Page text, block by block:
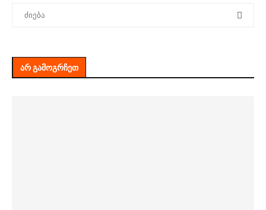
ᲐᲠ ᲒᲐᲛᲝᲒᲠᲩᲔᲗ